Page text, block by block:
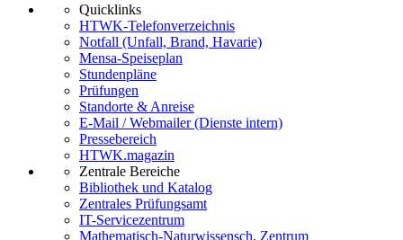
Quicklinks
HTWK-Telefonverzeichnis
Notfall (Unfall, Brand, Havarie)
Mensa-Speiseplan
Stundenpläne
Prüfungen
Standorte & Anreise
E-Mail / Webmailer (Dienste intern)
Pressebereich
HTWK.magazin
Zentrale Bereiche
Bibliothek und Katalog
Zentrales Prüfungsamt
IT-Servicezentrum
Mathematisch-Naturwissensch. Zentrum